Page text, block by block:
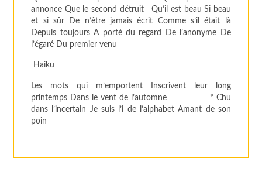
annonce Que le second détruit Qu’il est beau Si beau
et si sûr De n’être jamais écrit Comme s’il était là
Depuis toujours A porté du regard De l’anonyme De
l’égaré Du premier venu
Haiku
Les mots qui m’emportent Inscrivent leur long
printemps Dans le vent de l’automne * Chu
dans l’incertain Je suis l’i de l’alphabet Amant de son
poin